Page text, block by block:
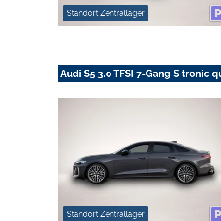
Standort Zentrallager
Audi S5 3.0 TFSI 7-Gang S tronic
Standort Zentrallager